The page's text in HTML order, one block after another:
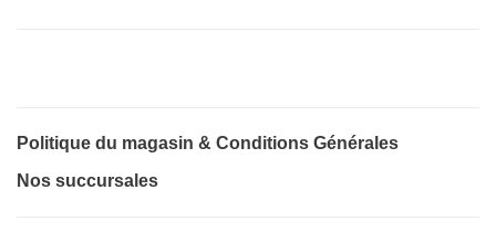
Politique du magasin & Conditions Générales
Nos succursales